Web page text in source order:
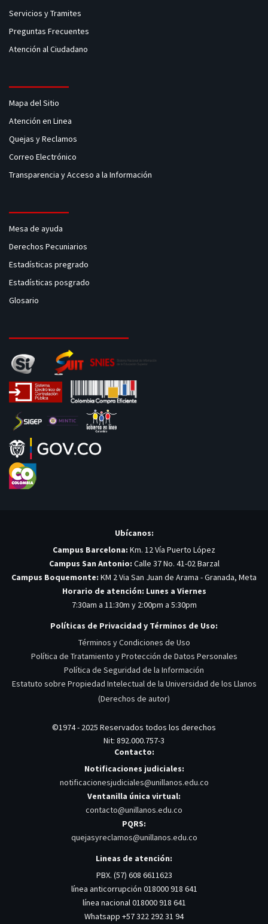
Servicios y Tramites
Preguntas Frecuentes
Atención al Ciudadano
Mapa del Sitio
Atención en Linea
Quejas y Reclamos
Correo Electrónico
Transparencia y Acceso a la Información
Mesa de ayuda
Derechos Pecuniarios
Estadísticas pregrado
Estadísticas posgrado
Glosario
Ubícanos:
Campus Barcelona: Km. 12 Vía Puerto López
Campus San Antonio: Calle 37 No. 41-02 Barzal
Campus Boquemonte: KM 2 Via San Juan de Arama - Granada, Meta
Horario de atención: Lunes a Viernes
7:30am a 11:30m y 2:00pm a 5:30pm
Políticas de Privacidad y Términos de Uso:
Términos y Condiciones de Uso
Política de Tratamiento y Protección de Datos Personales
Política de Seguridad de la Información
Estatuto sobre Propiedad Intelectual de la Universidad de los Llanos
(Derechos de autor)
©1974 - 2025 Reservados todos los derechos
Nit: 892.000.757-3
Contacto:
Notificaciones judiciales:
notificacionesjudiciales@unillanos.edu.co
Ventanilla única virtual:
contacto@unillanos.edu.co
PQRS:
quejasyreclamos@unillanos.edu.co
Lineas de atención:
PBX. (57) 608 6611623
línea anticorrupción 018000 918 641
línea nacional 018000 918 641
Whatsapp +57 322 292 31 94